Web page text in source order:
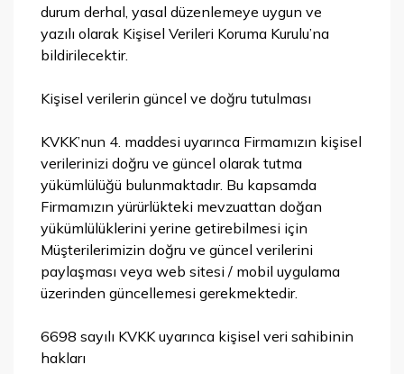
durum derhal, yasal düzenlemeye uygun ve
yazılı olarak Kişisel Verileri Koruma Kurulu’na
bildirilecektir.
Kişisel verilerin güncel ve doğru tutulması
KVKK’nun 4. maddesi uyarınca Firmamızın kişisel
verilerinizi doğru ve güncel olarak tutma
yükümlülüğü bulunmaktadır. Bu kapsamda
Firmamızın yürürlükteki mevzuattan doğan
yükümlülüklerini yerine getirebilmesi için
Müşterilerimizin doğru ve güncel verilerini
paylaşması veya web sitesi / mobil uygulama
üzerinden güncellemesi gerekmektedir.
6698 sayılı KVKK uyarınca kişisel veri sahibinin
hakları